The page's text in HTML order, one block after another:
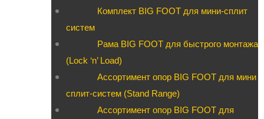
Комплект BIG FOOT для мини-сплит
систем
Рама BIG FOOT для быстрого монтажа
(Lock ‘n’ Load)
Ассортимент опор BIG FOOT для мини
сплит-систем (Stand Range)
Ассортимент опор BIG FOOT для